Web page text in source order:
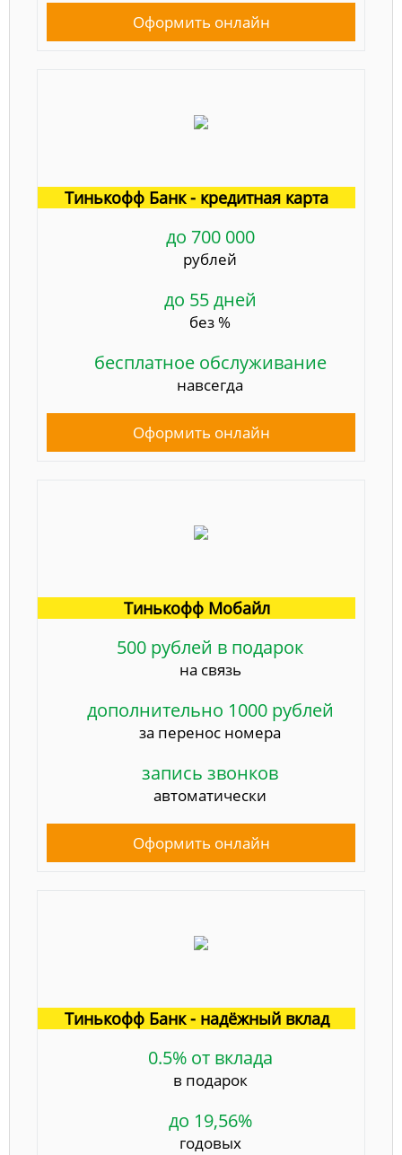
Оформить онлайн
Тинькофф Банк - кредитная карта
до 700 000
рублей
до 55 дней
без %
бесплатное обслуживание
навсегда
Оформить онлайн
Тинькофф Мобайл
500 рублей в подарок
на связь
дополнительно 1000 рублей
за перенос номера
запись звонков
автоматически
Оформить онлайн
Тинькофф Банк - надёжный вклад
0.5% от вклада
в подарок
до 19,56%
годовых